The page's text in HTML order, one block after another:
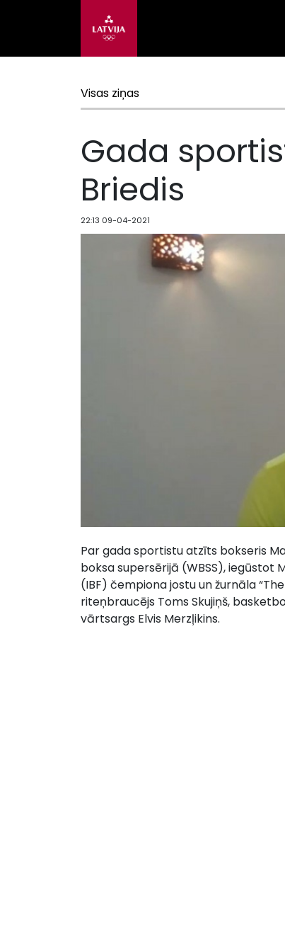
Visas ziņas
Gada
Briedis
22:13 09-04-2021
Par gada sportistu atzīts bokseris
boksa supersērijā (WBSS), iegūstot
(IBF) čempiona jostu un žurnāla
riteņbraucējs Toms Skujiņš,
vārtsargs Elvis Merzļikins.